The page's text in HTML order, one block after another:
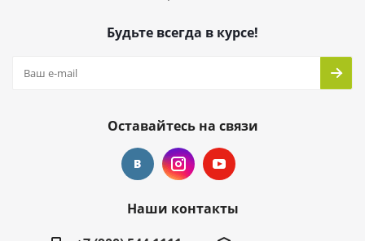
Будьте всегда в курсе!
Оставайтесь на связи
Наши контакты